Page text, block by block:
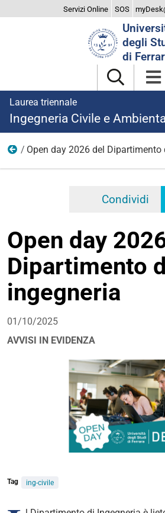
Servizi Online SOS
degli
di
Laurea triennale
Ingegneria Civile e
2025
Open day 2026 del Dipartimento
Condividi
Open day
Dipartimento
ingegneria
01/10/2025
AVVISI IN EVIDENZA
Tag ing-civile